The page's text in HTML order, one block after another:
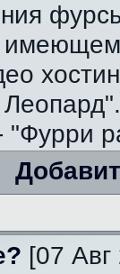
"Фурри
[07